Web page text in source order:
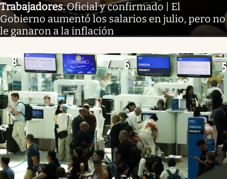
Trabajadores.Oficial y confirmado | El
Gobierno aumentó los salarios en julio, pero no
le ganaron a la inflación